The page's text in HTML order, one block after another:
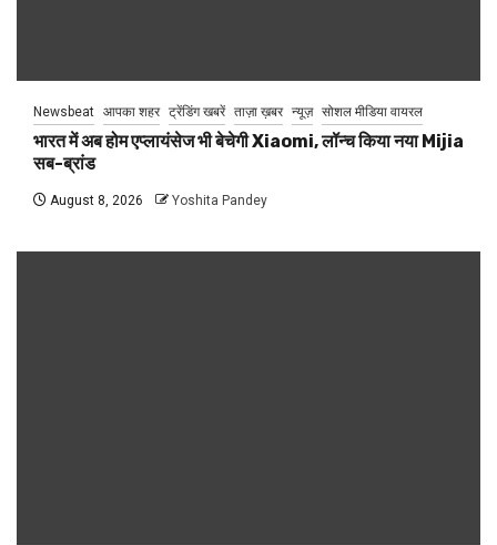
Newsbeat आपका शहर ट्रेंडिंग खबरें ताज़ा ख़बर न्यूज़ सोशल मीडिया वायरल
भारत में अब होम एप्लायंसेज भी बेचेगी Xiaomi, लॉन्च किया नया Mijia
सब-ब्रांड
August 8, 2026 Yoshita Pandey